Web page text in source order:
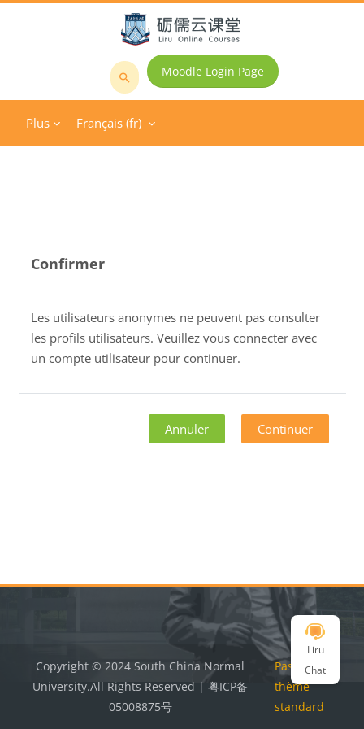
Passer au contenu principal
Rechercher
cours
Moodle Login Page
Plus Français ‎(fr)‎
Confirmer
Les utilisateurs anonymes ne peuvent pas consulter
les profils utilisateurs. Veuillez vous connecter avec
un compte utilisateur pour continuer.
Annuler Continuer
Liru
Chat
Copyright © 2024 South China Normal
University.All Rights Reserved | 粤ICP备
05008875号
Passer au
thème
standard